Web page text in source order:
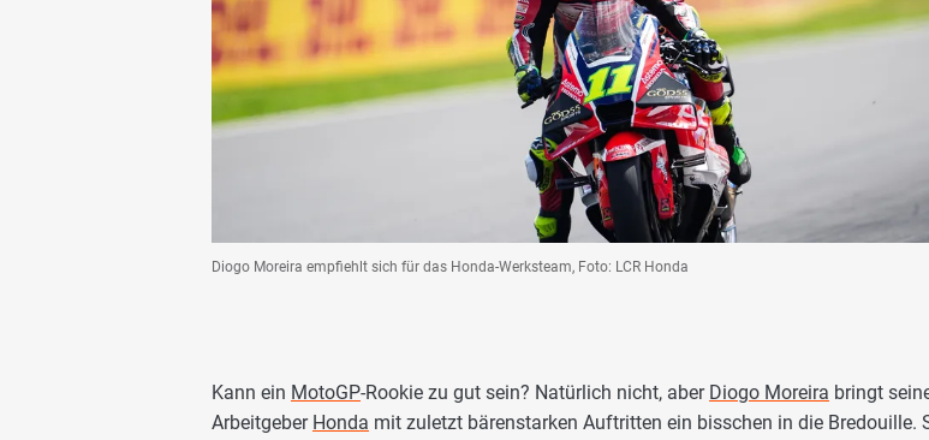
Diogo Moreira empfiehlt sich für das Honda-Werksteam, Foto: LCR Honda
Kann ein MotoGP-Rookie zu gut sein? Natürlich nicht, aber Diogo Moreira bringt
Arbeitgeber Honda mit zuletzt bärenstarken Auftritten ein bisschen in die Bredouille.